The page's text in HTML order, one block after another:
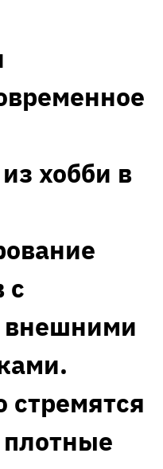
хобби в
с
стремятся
плотные